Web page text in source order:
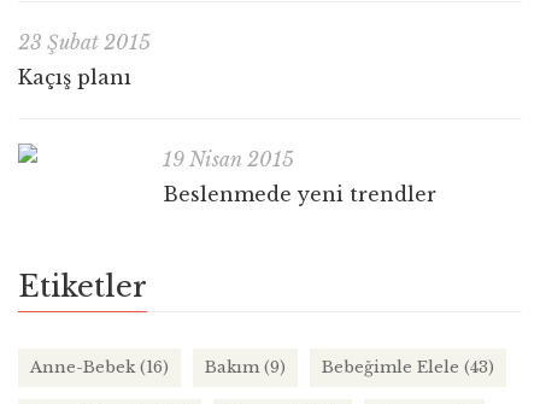
23 Şubat 2015
Kaçış planı
19 Nisan 2015
Beslenmede yeni trendler
Etiketler
Anne-Bebek(16) Bakım (9) Bebeğimle Elele (43)